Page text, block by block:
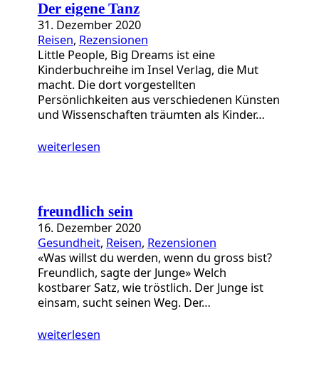
Der eigene Tanz
31. Dezember 2020
Reisen, Rezensionen
Little People, Big Dreams ist eine
Kinderbuchreihe im Insel Verlag, die Mut
macht. Die dort vorgestellten
Persönlichkeiten aus verschiedenen Künsten
und Wissenschaften träumten als Kinder…
weiterlesen
freundlich sein
16. Dezember 2020
Gesundheit, Reisen, Rezensionen
«Was willst du werden, wenn du gross bist?
Freundlich, sagte der Junge» Welch
kostbarer Satz, wie tröstlich. Der Junge ist
einsam, sucht seinen Weg. Der…
weiterlesen